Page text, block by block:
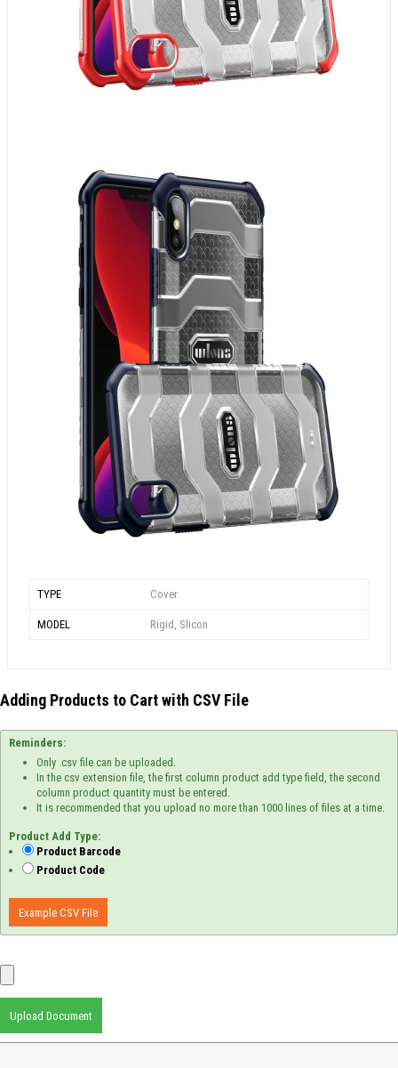
TYPE Cover
MODEL Rigid, Slicon
Adding Products to Cart with CSV File
Reminders:
Only .csv file can be uploaded.
In the csv extension file, the first column product add type field, the second
column product quantity must be entered.
It is recommended that you upload no more than 1000 lines of files at a time.
Product Add Type:
Product Barcode
Product Code
Example CSV File
Upload Document